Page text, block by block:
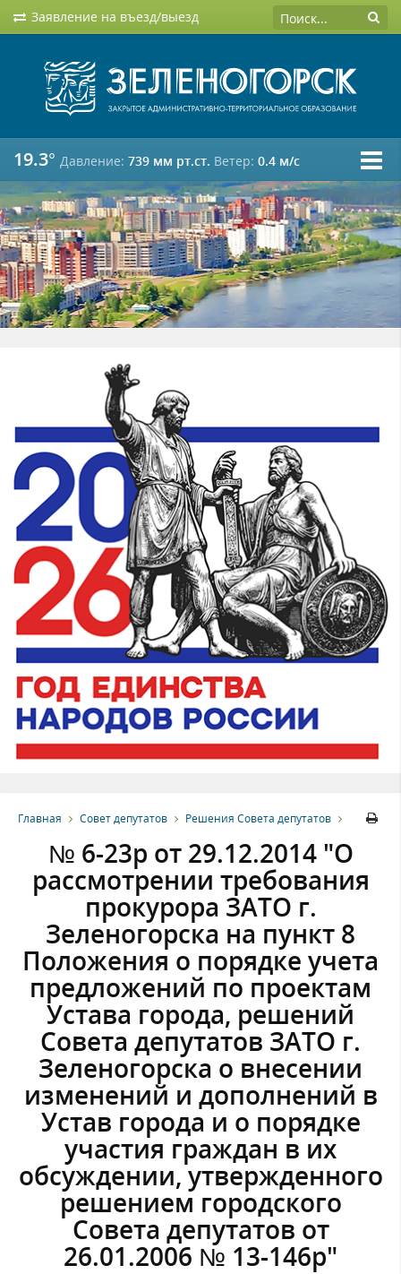
Заявление на въезд/выезд
19.3° Давление: 739 мм рт.ст. Ветер: 0.4 м/c
Главная Совет депутатов Решения Совета депутатов
№ 6-23р от 29.12.2014 "О
рассмотрении требования
прокурора ЗАТО г.
Зеленогорска на пункт 8
Положения о порядке учета
предложений по проектам
Устава города, решений
Совета депутатов ЗАТО г.
Зеленогорска о внесении
изменений и дополнений в
Устав города и о порядке
участия граждан в их
обсуждении, утвержденного
решением городского
Совета депутатов от
26.01.2006 № 13-146р"